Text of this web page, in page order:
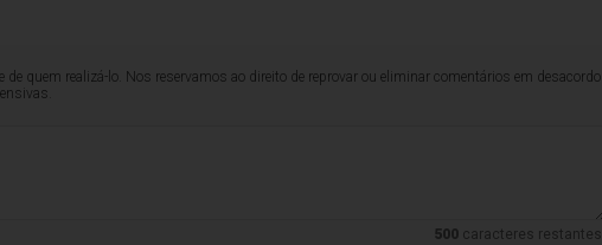
quem realizá-lo. Nos reservamos ao direito de reprovar ou eliminar comentários em desacordo
500caracteres restantes.